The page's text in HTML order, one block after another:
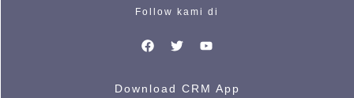
Follow kami di
Download CRM App